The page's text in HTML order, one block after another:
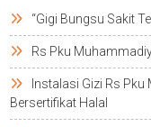
“gigi Bungsu Sakit
Rs Pku
Instalasi Gizi Rs
Bersertifikat Halal